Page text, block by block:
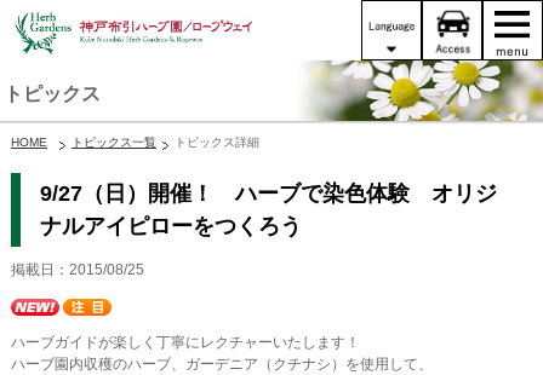
トピックス
HOME トピックス一覧 トピックス詳細
9/27（日）開催！ ハーブで染色体験 オリジ
ナルアイピローをつくろう
掲載日：2015/08/25
ハーブガイドが楽しく丁寧にレクチャーいたします！
ハーブ園内収穫のハーブ、ガーデニア（クチナシ）を使用して、